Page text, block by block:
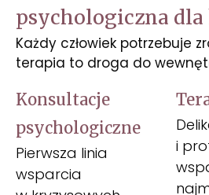
psychologiczna dla
Każdy człowiek potrzebuje
terapia to droga do
Konsultacje
psychologiczne
Pierwsza linia
wsparcia
i